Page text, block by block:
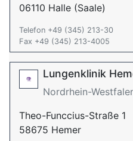
06110 Halle (Saale)
Telefon +49 (345) 213-30
Fax +49 (345) 213-4005
Lungenklinik
Nordrhein-
Theo-Funccius-Straße 1
58675 Hemer